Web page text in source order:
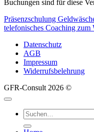
Buchungen sind für diese
Präsenzschulung
telefonisches Coaching zum
Datenschutz
AGB
Impressum
Widerrufsbelehrung
GFR-Consult 2026 ©
Suche
nach: